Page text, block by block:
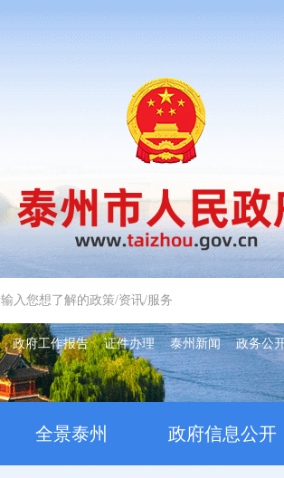
政府工作报告 证件办理 泰州新闻 政务公
全景泰州 政府信息公开